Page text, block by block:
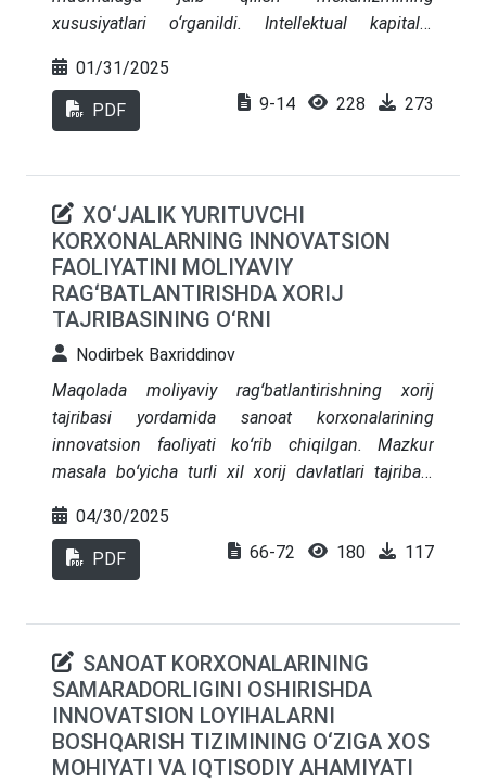
xususiyatlari o‘rganildi. Intellektual kapitalni
qonuniyatlarini tushunish va zarur shart-
sharoitlarni yaratish hozirgi vaqtda iqtisodiy
nazariya va iqtisodiy amaliyotning eng dolzarb
iqtisodiy muomalaga jalb qilish mexanizmining
xususiyatlari o‘rganilgan.
01/31/2025
PDF 9-14 228 273
XO‘JALIK YURITUVCHI
KORXONALARNING INNOVATSION
FAOLIYATINI MOLIYAVIY
RAGʻBATLANTIRISHDA XORIJ
TAJRIBASINING OʻRNI
Nodirbek Baxriddinov
Maqolada moliyaviy ragʻbatlantirishning xorij
tajribasi yordamida sanoat korxonalarining
innovatsion faoliyati koʻrib chiqilgan. Mazkur
masala boʻyicha turli xil xorij davlatlari tajribasi
foydalanish imkoniyatlari aniqlangan va
baholangan. Innovatsion faoliyatni moliyaviy
ragʻbatlantirishning xorij tajribasidan foydalanish
04/30/2025
PDF 66-72 180 117
SANOAT KORXONALARINING
SAMARADORLIGINI OSHIRISHDA
INNOVATSION LOYIHALARNI
BOSHQARISH TIZIMINING O‘ZIGA XOS
MOHIYATI VA IQTISODIY AHAMIYATI